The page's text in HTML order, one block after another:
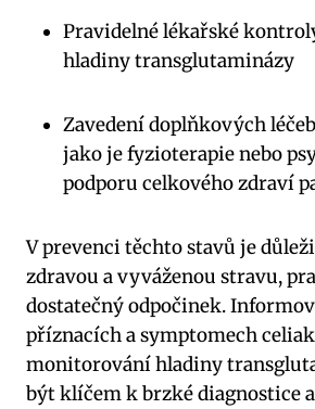
Pravidelné lékařské
hladiny transglutaminázy
Zavedení doplňkových
jako je fyzioterapie nebo
podporu celkového zdraví
V prevenci těchto stavů je
zdravou a vyváženou stravu,
dostatečný odpočinek.
příznacích a symptomech
monitorování hladiny
být klíčem k brzké diagnostice